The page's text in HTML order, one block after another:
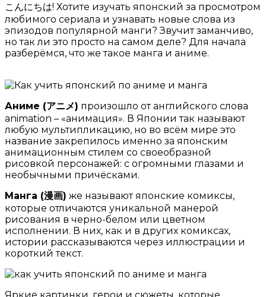
こんにちは! Хотите изучать японский за просмотром
любимого сериала и узнавать новые слова из
эпизодов популярной манги? Звучит заманчиво,
но так ли это просто на самом деле? Для начала
разберёмся, что же такое манга и аниме.
Аниме (アニメ) произошло от английского слова
animation – «анимация». В Японии так называют
любую мультипликацию, но во всём мире это
название закрепилось именно за японским
анимационным стилем со своеобразной
рисовкой персонажей: с огромными глазами и
необычными причёсками.
Манга (漫画) же называют японские комиксы,
которые отличаются уникальной манерой
рисования в черно-белом или цветном
исполнении. В них, как и в других комиксах,
истории рассказываются через иллюстрации и
короткий текст.